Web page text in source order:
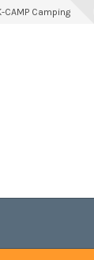
CAMP Camping